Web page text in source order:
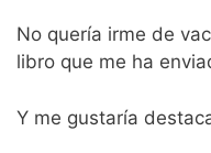
No quería irme de
libro que me ha
Y me gustaría